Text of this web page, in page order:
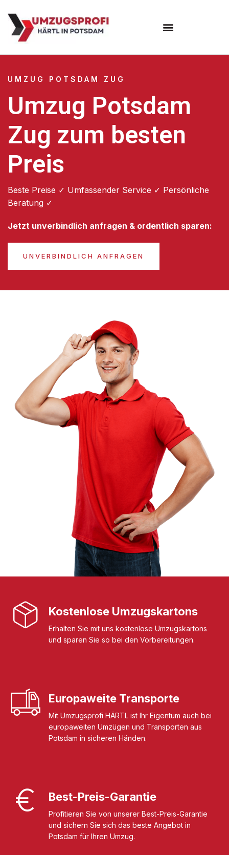
UMZUG POTSDAM ZUG
Umzug Potsdam
Zug zum besten
Preis
Beste Preise ✓ Umfassender Service ✓ Persönliche
Beratung ✓
Jetzt unverbindlich anfragen & ordentlich sparen:
UNVERBINDLICH ANFRAGEN
Kostenlose Umzugskartons
Erhalten Sie mit uns kostenlose Umzugskartons
und sparen Sie so bei den Vorbereitungen.
Europaweite Transporte
Mit Umzugsprofi HÄRTL ist Ihr Eigentum auch bei
europaweiten Umzügen und Transporten aus
Potsdam in sicheren Händen.
Best-Preis-Garantie
Profitieren Sie von unserer Best-Preis-Garantie
und sichern Sie sich das beste Angebot in
Potsdam für Ihren Umzug.